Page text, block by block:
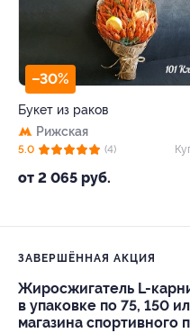
–30%
Букет из раков
Рижская
от 2 065 руб.
5.0 (4)
ЗАВЕРШЁННАЯ АКЦИЯ
Жиросжигатель L-
в упаковке по 75, 150
магазина